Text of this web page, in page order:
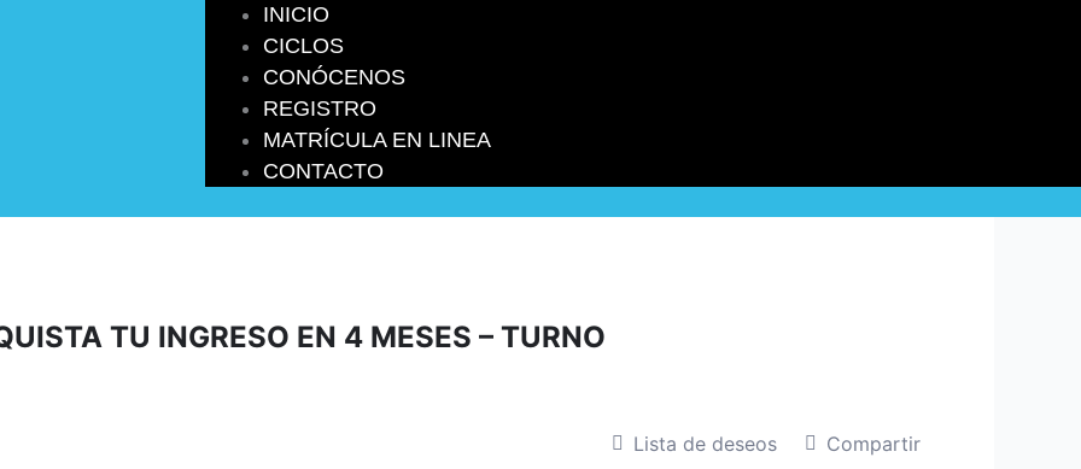
INICIO
CICLOS
CONÓCENOS
REGISTRO
MATRÍCULA EN LINEA
CONTACTO
TU INGRESO EN 4 MESES – TURNO
Lista de deseos Compartir